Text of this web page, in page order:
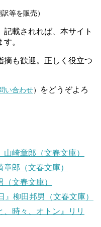
訳等を販売）
載されれば、本サイト
。
摘も歓迎。正しく役立つ
い合わせ）
をどうぞよろ
山崎章郎（文春文庫）
章郎（文春文庫）
文春文庫）
柳田邦男（文春文庫）
時々、オトン』リリ